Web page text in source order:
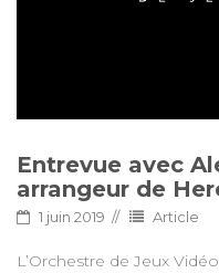
Entrevue avec
arrangeur de
1 juin 2019 Article
L’Orchestre de Jeux